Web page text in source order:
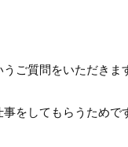
ご質問をいただき
をしてもらうためで